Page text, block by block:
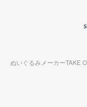
ぬいぐるみメーカーTAKE